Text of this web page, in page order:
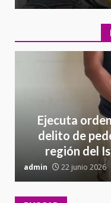
Ejecuta
delito de
región del
admin 22 junio 2026